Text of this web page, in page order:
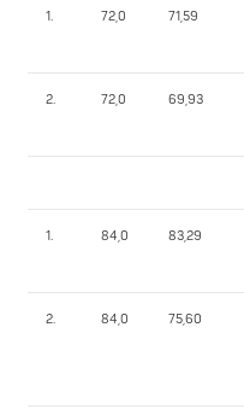
1. 72,0 71,59
2. 72,0 69,93
1. 84,0 83,29
2. 84,0 75,60